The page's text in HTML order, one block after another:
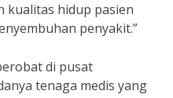
kualitas hidup pasien
penyakit.”
di pusat
tenaga medis yang